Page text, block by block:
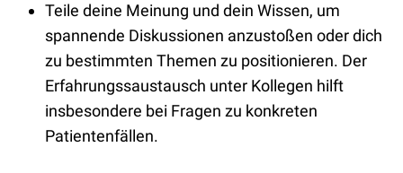
Teile deine Meinung und dein Wissen, um
spannende Diskussionen anzustoßen oder dich
zu bestimmten Themen zu positionieren. Der
Erfahrungssaustausch unter Kollegen hilft
insbesondere bei Fragen zu konkreten
Patientenfällen.